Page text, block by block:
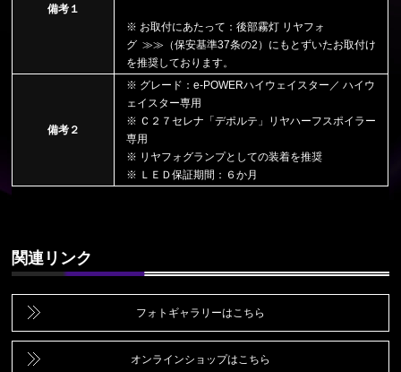
備考１
※ お取付にあたって：後部霧灯 リヤフォ
グ ≫≫ （保安基準37条の2） にもとずいたお取付け
を推奨しております。
備考２
※ グレード：e-POWERハイウェイスター／ ハイウ
ェイスター専用
※ Ｃ２７セレナ「デポルテ」リヤハーフスポイラー
専用
※ リヤフォグランプとしての装着を推奨
※ ＬＥＤ保証期間：６か月
関連リンク
フォトギャラリーはこちら
オンラインショップはこちら